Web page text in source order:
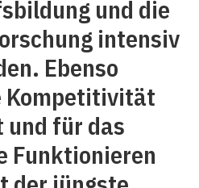
und die
intensiv
Ebenso
Kompetitivität
für das
Funktionieren